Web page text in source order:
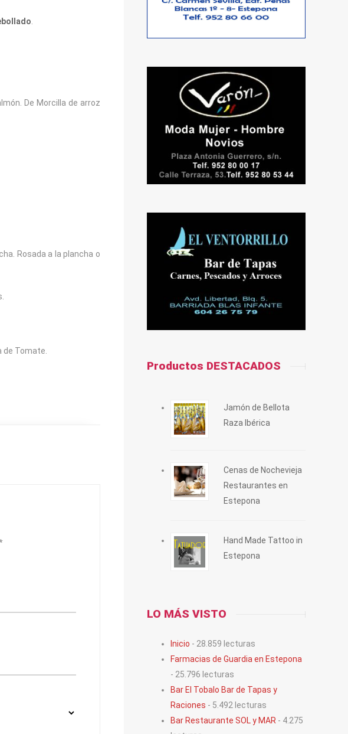
De Morcilla de arroz
Rosada a la plancha o
de Tomate.
Productos DESTACADOS
Jamón de Bellota
Raza Ibérica
Cenas de Nochevieja
Restaurantes en
Estepona
Hand Made Tattoo in
Estepona
LO MÁS VISTO
Inicio - 28.859 lecturas
Farmacias de Guardia en Estepona
- 25.796 lecturas
Bar El Tobalo Bar de Tapas y
Raciones - 5.492 lecturas
Bar Restaurante SOL y MAR - 4.275